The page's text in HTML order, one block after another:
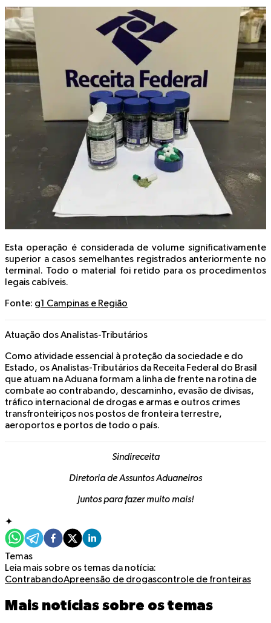
Esta operação é considerada de volume significativamente
superior a casos semelhantes registrados anteriormente no
terminal. Todo o material foi retido para os procedimentos
legais cabíveis.
Fonte: g1 Campinas e Região
Atuação dos Analistas-Tributários
Como atividade essencial à proteção da sociedade e do
Estado, os Analistas-Tributários da Receita Federal do Brasil
que atuam na Aduana formam a linha de frente na rotina de
combate ao contrabando, descaminho, evasão de divisas,
tráfico internacional de drogas e armas e outros crimes
transfronteiriços nos postos de fronteira terrestre,
aeroportos e portos de todo o país.
Sindireceita
Diretoria de Assuntos Aduaneiros
Juntos para fazer muito mais!
✦
Temas
Leia mais sobre os temas da notícia:
ContrabandoApreensão de drogascontrole de fronteiras
Mais notícias sobre os temas